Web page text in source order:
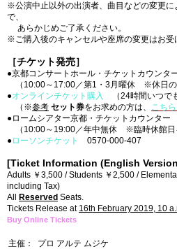
※公演中止以外の出演者、曲目などの変更
で、
あらかじめご了承ください。
※ご購入後のキャンセルや座席の変更はお受
［チケット発売］
●京都コンサートホール・チケットカウン
（10:00～17:00／第1・3月曜休 ※休日の
●オンラインチケット購入
（24時間いつで
（※参考 セット券をお求めの方は、 こち
●ロームシアター京都・チケットカウンタ
（10:00～19:00／年中無休 ※臨時休館日
●ローソンチケット 0570-000-407
[Ticket Information (English
Adults ￥3,500 / Students ￥2,500 /
including Tax)
All
Reserved Seats.
Tickets Release at 16th February 2019, 10
Buy Online Tickets
主催：
プロ アルテ ムジケ